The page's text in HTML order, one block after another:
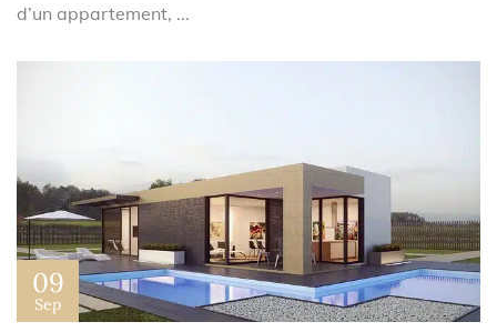
d’un appartement, ...
09
Sep